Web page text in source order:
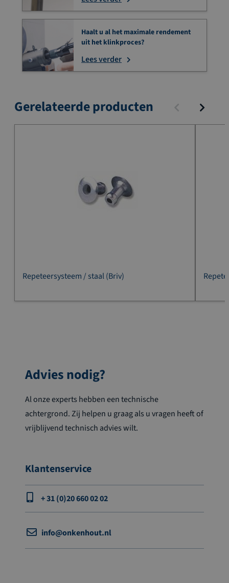
Haalt u al het maximale rendement
uit het klinkproces?
Lees verder
Gerelateerde producten
Repeteersysteem / staal (Briv)
Advies nodig?
Al onze experts hebben een technische
achtergrond. Zij helpen u graag als u vragen heeft of
vrijblijvend technisch advies wilt.
Klantenservice
+ 31 (0)20 660 02 02
info@onkenhout.nl